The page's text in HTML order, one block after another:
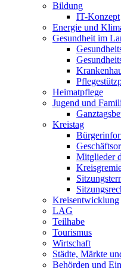
Bildung
IT-Konzept
Energie und
Gesundheit im
Heimatpflege
Jugend und
Kreistag
Mitglieder
Kreisentwicklung
LAG
Teilhabe
Tourismus
Wirtschaft
Städte, Märkte
Behörden und